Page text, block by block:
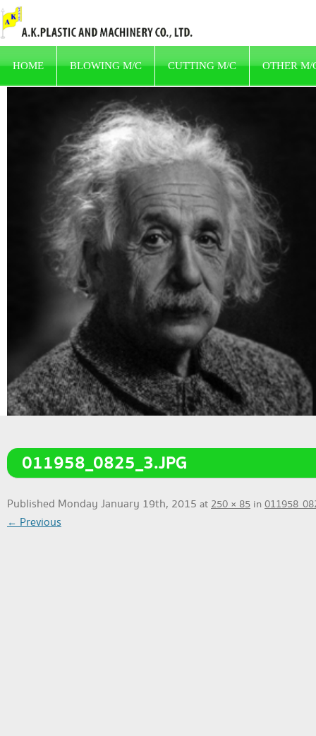
HOME BLOWING M/C CUTTING M/C OTHER M/
011958_0825_3.JPG
Published Monday January 19th, 2015 at250 × 85 in
← Previous